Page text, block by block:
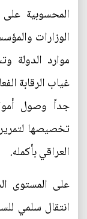
المحسوبية
الوزارات
موارد الدولة
غياب الرقابة
جداً وصول
تخصيصها
العراقي بأكمله.
على المستوى
انتقال سلمي